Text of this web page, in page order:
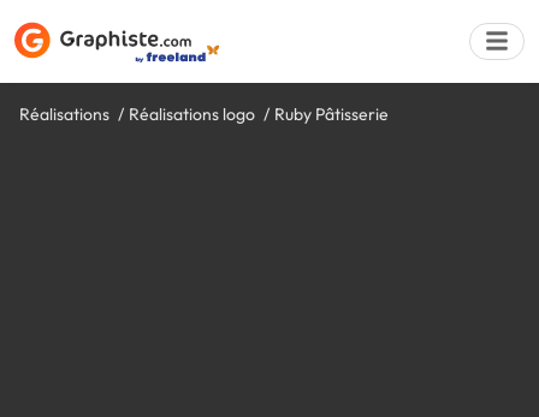
Réalisations Réalisations logo Ruby Pâtisserie